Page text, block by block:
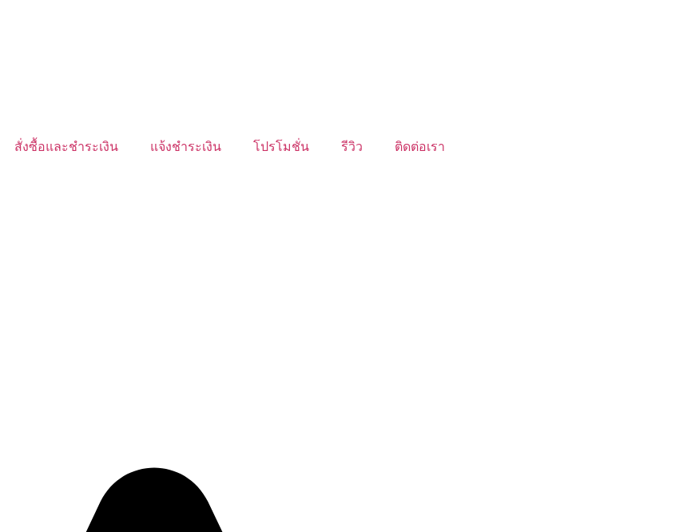
สั่งซื้อและชำระเงิน แจ้งชำระเงิน โปรโมชั่น รีวิว ติดต่อเรา